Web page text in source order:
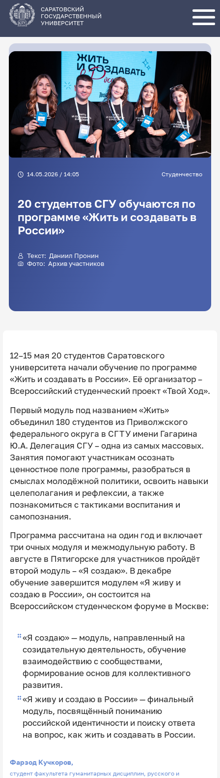
основному
содержанию
САРАТОВСКИЙ
ГОСУДАРСТВЕННЫЙ
УНИВЕРСИТЕТ
14.05.2026 / 14:05 Студенчество
20 студентов СГУ обучаются по
программе «Жить и создавать в
России»
Текст: Даниил Пронин
Фото: Архив участников
12–15 мая 20 студентов Саратовского
университета начали обучение по программе
«Жить и создавать в России». Её организатор –
Всероссийский студенческий проект «Твой Ход».
Первый модуль под названием «Жить»
объединил 180 студентов из Приволжского
федерального округа в СГТУ имени Гагарина
Ю.А. Делегация СГУ – одна из самых массовых.
Занятия помогают участникам осознать
ценностное поле программы, разобраться в
смыслах молодёжной политики, освоить навыки
целеполагания и рефлексии, а также
познакомиться с тактиками воспитания и
самопознания.
Программа рассчитана на один год и включает
три очных модуля и межмодульную работу. В
августе в Пятигорске для участников пройдёт
второй модуль – «Я создаю». В декабре
обучение завершится модулем «Я живу и
создаю в России», он состоится на
Всероссийском студенческом форуме в Москве:
«Я создаю» — модуль, направленный на
созидательную деятельность, обучение
взаимодействию с сообществами,
формирование основ для коллективного
развития.
«Я живу и создаю в России» — финальный
модуль, посвящённый пониманию
российской идентичности и поиску ответа
на вопрос, как жить и создавать в России.
Фарзод Кучкоров,
студент факультета гуманитарных дисциплин, русского и